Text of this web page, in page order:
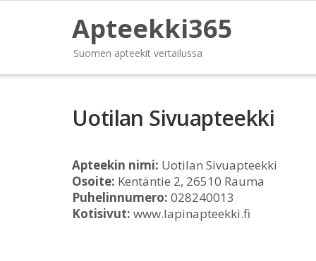
Apteekki365
Suomen apteekit vertailussa
Uotilan Sivuapteekki
Apteekin nimi: Uotilan Sivuapteekki
Osoite: Kentäntie 2, 26510 Rauma
Puhelinnumero: 028240013
Kotisivut: www.lapinapteekki.fi